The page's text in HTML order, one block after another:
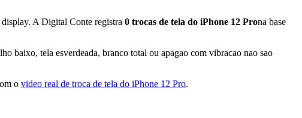
A Digital Conte registra 0 trocas de tela do iPhone 12 Prona base
baixo, tela esverdeada, branco total ou apagao com vibracao nao sao
o video real de troca de tela do iPhone 12 Pro.